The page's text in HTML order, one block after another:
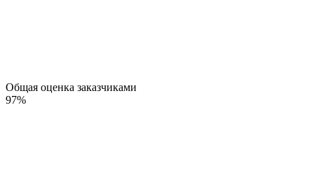
Общая оценка заказчиками
97%